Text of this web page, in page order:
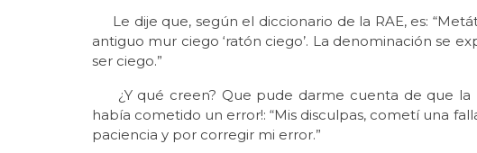
Le dije que, según el diccionario de la RAE, es:
antiguo mur ciego ‘ratón ciego’. La denominación se
ser ciego.”
¿Y qué creen? Que pude darme cuenta de que la
había cometido un error!: “Mis disculpas, cometí una
paciencia y por corregir mi error.”